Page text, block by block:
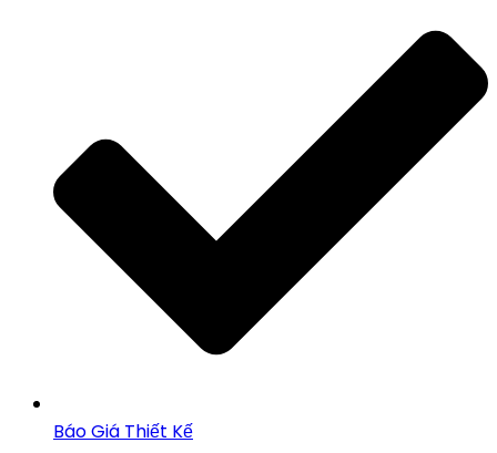
Báo Giá Thiết Kế